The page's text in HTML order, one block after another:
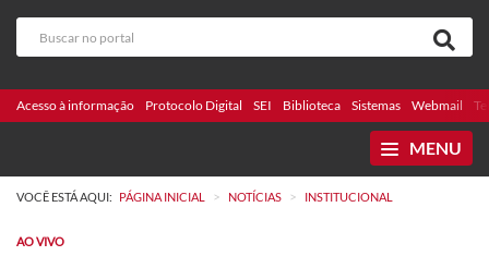
Acesso à informação Protocolo Digital SEI Biblioteca Sistemas Webmail
MENU
VOCÊ ESTÁ AQUI: PÁGINA INICIAL > NOTÍCIAS > INSTITUCIONAL
AO VIVO